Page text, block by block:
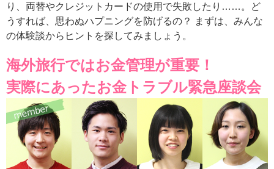
り、両替やクレジットカードの使用で失敗したり……。ど
うすれば、思わぬハプニングを防げるの？ まずは、みんな
の体験談からヒントを探してみましょう。
海外旅行ではお金管理が重要！
実際にあったお金トラブル緊急座談会